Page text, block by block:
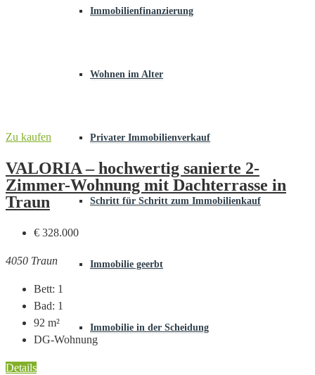
Immobilienfinanzierung
Wohnen im Alter
Privater Immobilienverkauf
Schritt für Schritt zum Immobilienkauf
Immobilie geerbt
Immobilie in der Scheidung
Zu kaufen
VALORIA – hochwertig sanierte 2-
Zimmer-Wohnung mit Dachterrasse in
Traun
€ 328.000
4050 Traun
Bett: 1
Bad: 1
92 m²
DG-Wohnung
Details